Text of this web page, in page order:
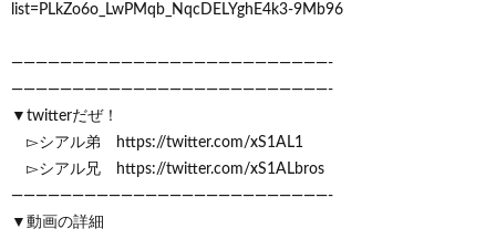
list=PLkZo6o_LwPMqb_NqcDELYghE4k3-9Mb96
——————————————————————————-
——————————————————————————-
▼twitterだぜ！
▻シアル弟 https://twitter.com/xS1AL1
▻シアル兄 https://twitter.com/xS1ALbros
——————————————————————————-
▼動画の詳細